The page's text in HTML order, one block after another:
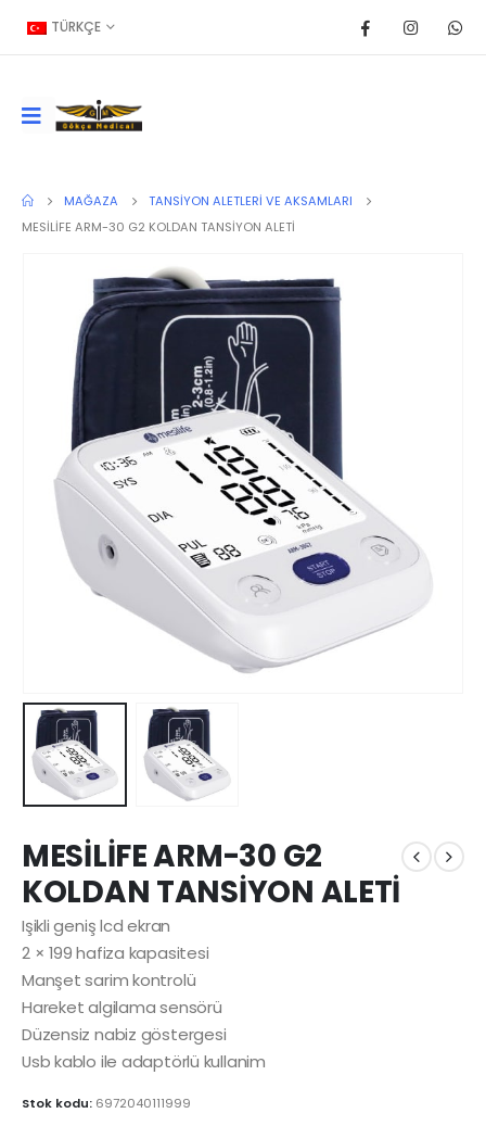
TÜRKÇE
MAĞAZA
TANSIYON ALETLERI VE AKSAMLARI
MESİLİFE ARM-30 G2 KOLDAN TANSİYON ALETİ
MESİLİFE ARM-30 G2
KOLDAN TANSİYON ALETİ
Işikli geniş lcd ekran
2 × 199 hafiza kapasitesi
Manşet sarim kontrolü
Hareket algilama sensörü
Düzensiz nabiz göstergesi
Usb kablo ile adaptörlü kullanim
Stok kodu: 6972040111999